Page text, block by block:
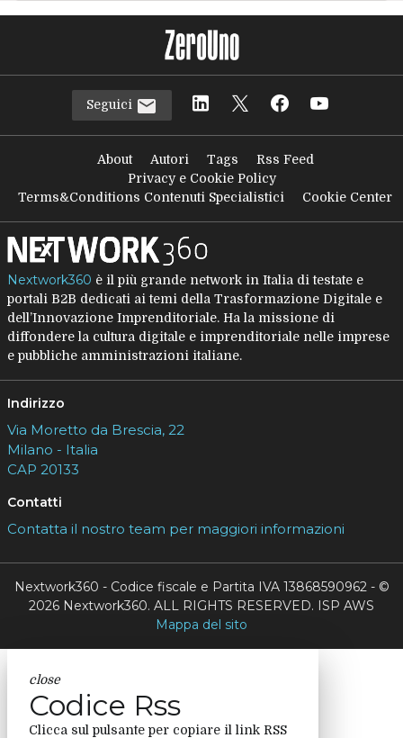
Seguici
About Autori Tags
Rss Feed
Privacy e Cookie Policy
Terms&Conditions Contenuti Specialistici
Cookie Center
Nextwork360 è il più grande network in Italia di testate e
portali B2B dedicati ai temi della Trasformazione Digitale e
dell’Innovazione Imprenditoriale. Ha la missione di
diffondere la cultura digitale e imprenditoriale nelle imprese
e pubbliche amministrazioni italiane.
Indirizzo
Via Moretto da Brescia, 22
Milano - Italia
CAP 20133
Contatti
Contatta il nostro team per maggiori informazioni
Nextwork360 - Codice fiscale e Partita IVA 13868590962 - ©
2026 Nextwork360. ALL RIGHTS RESERVED. ISP AWS
Mappa del sito
close
Codice Rss
Clicca sul pulsante per copiare il link RSS